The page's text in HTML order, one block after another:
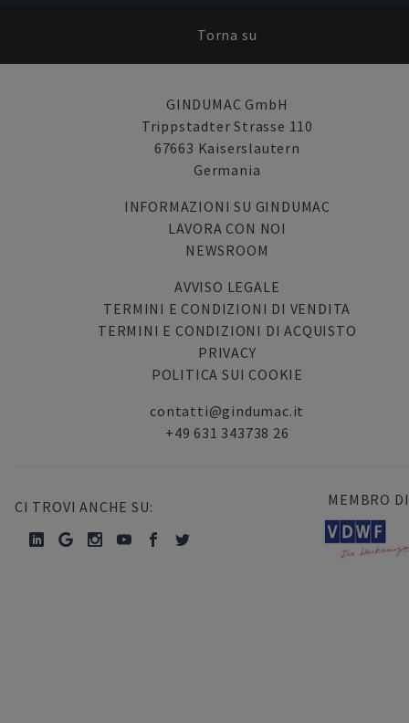
Torna su
GINDUMAC GmbH
Trippstadter Strasse 110
67663 Kaiserslautern
Germania
INFORMAZIONI SU GINDUMAC
LAVORA CON NOI
NEWSROOM
AVVISO LEGALE
TERMINI E CONDIZIONI DI VENDITA
TERMINI E CONDIZIONI DI ACQUISTO
PRIVACY
POLITICA SUI COOKIE
contatti@gindumac.it
+49 631 343738 26
CI TROVI ANCHE SU: MEMBRO